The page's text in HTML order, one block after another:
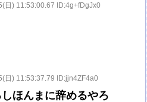
日) 11:53:00.67 ID:4g+fDgJx0
日) 11:53:37.79 ID:jjn4ZF4a0
ほんまに辞めるやろ